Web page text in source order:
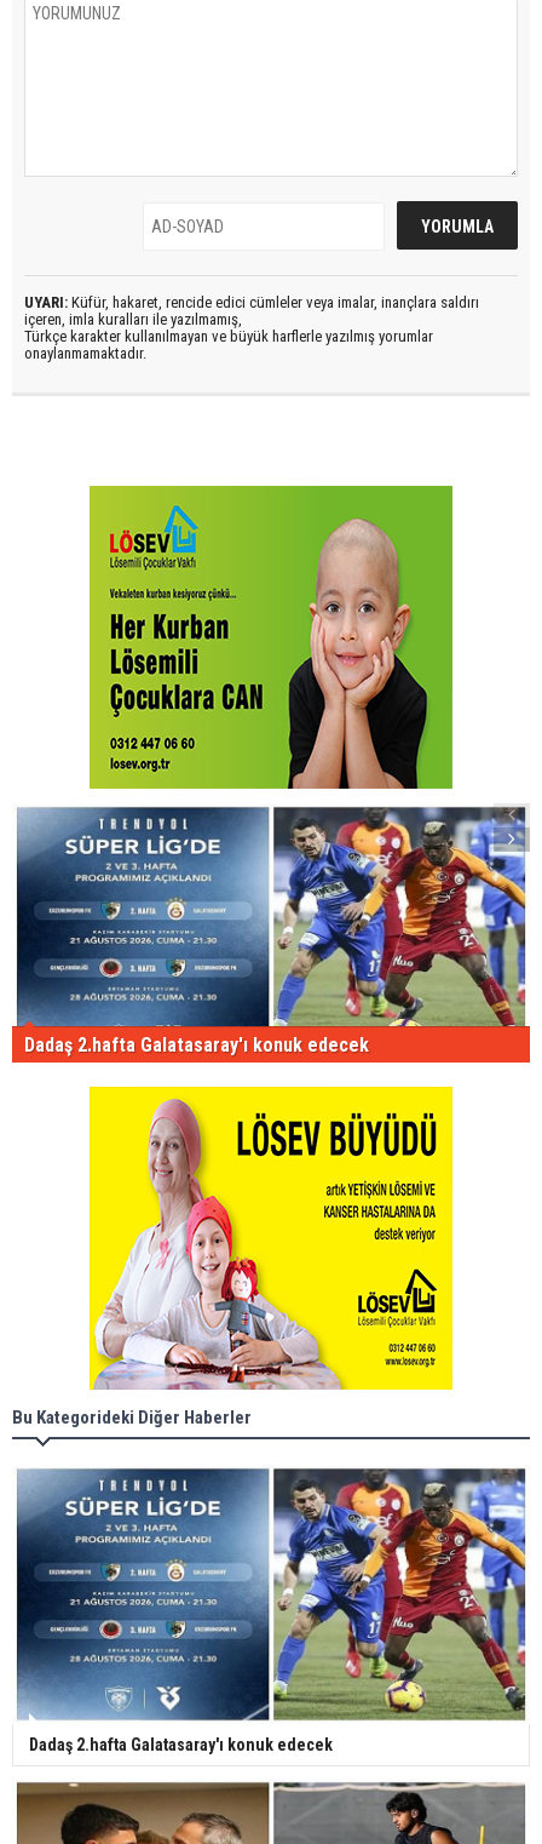
UYARI: Küfür, hakaret, rencide edici cümleler veya imalar, inançlara saldırı
içeren, imla kuralları ile yazılmamış,
Türkçe karakter kullanılmayan ve büyük harflerle yazılmış yorumlar
onaylanmamaktadır.
Dadaş 2.hafta Galatasaray'ı konuk edecek
Bu Kategorideki Diğer Haberler
Dadaş 2.hafta Galatasaray'ı konuk edecek